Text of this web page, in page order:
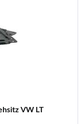
VW LT